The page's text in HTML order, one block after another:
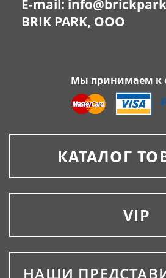
E-mail:
BRIK PARK, OOO
Мы принимаем к
КАТАЛОГ
VIP
НАШИ